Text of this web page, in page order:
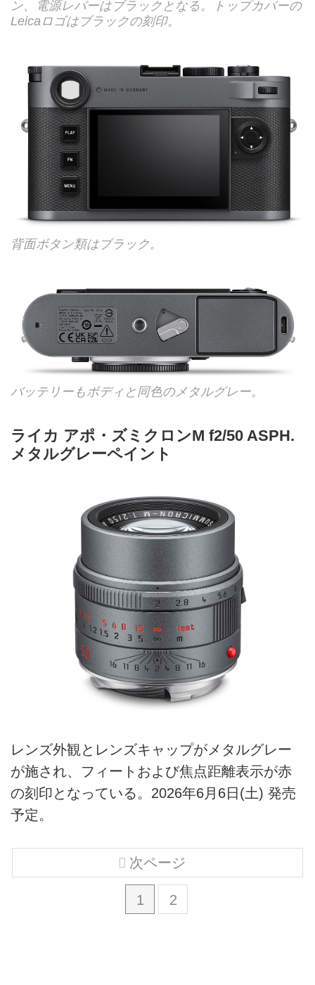
ン、電源レバーはブラックとなる。トップカバーの
Leicaロゴはブラックの刻印。
背面ボタン類はブラック。
バッテリーもボディと同色のメタルグレー。
ライカ アポ・ズミクロンM f2/50 ASPH.
メタルグレーペイント
レンズ外観とレンズキャップがメタルグレー
が施され、フィートおよび焦点距離表示が赤
の刻印となっている。2026年6月6日(土) 発売
予定。
1 2
次ページ